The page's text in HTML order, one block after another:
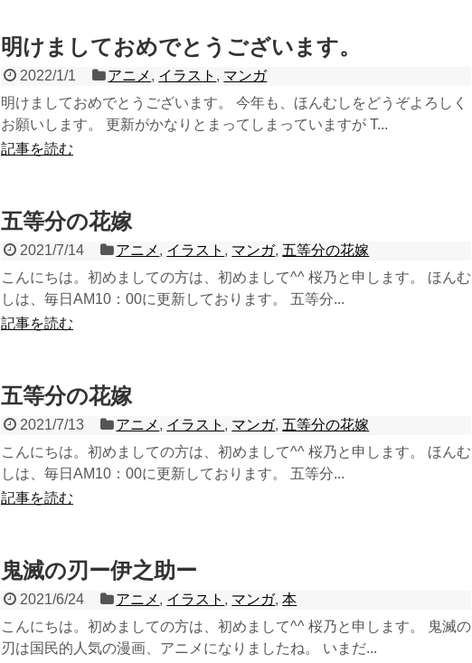
明けましておめでとうございます。
2022/1/1 アニメ , イラスト , マンガ
明けましておめでとうございます。 今年も、ほんむしをどうぞよろしく
お願いします。 更新がかなりとまってしまっていますが T...
記事を読む
五等分の花嫁
2021/7/14 アニメ , イラスト , マンガ, 五等分の花嫁
こんにちは。初めましての方は、初めまして^^ 桜乃と申します。 ほんむ
しは、毎日AM10：00に更新しております。 五等分...
記事を読む
五等分の花嫁
2021/7/13 アニメ , イラスト , マンガ, 五等分の花嫁
こんにちは。初めましての方は、初めまして^^ 桜乃と申します。 ほんむ
しは、毎日AM10：00に更新しております。 五等分...
記事を読む
鬼滅の刃ー伊之助ー
2021/6/24 アニメ , イラスト , マンガ,本
こんにちは。初めましての方は、初めまして^^ 桜乃と申します。 鬼滅の
刃は国民的人気の漫画、アニメになりましたね。 いまだ...